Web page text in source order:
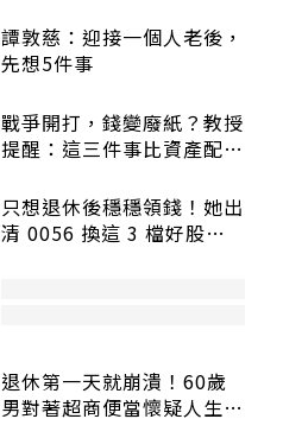
譚敦慈：迎接一個人老後，
先想5件事
戰爭開打，錢變廢紙？教授
提醒：這三件事比資產配置
只想退休後穩穩領錢！她出
清 0056 換這 3 檔好股：
退休第一天就崩潰！60歲
男對著超商便當懷疑人生